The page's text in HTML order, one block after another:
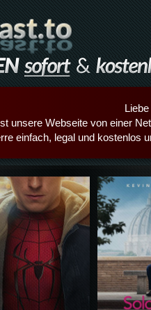
unsere Webseite von einer
einfach, legal und kostenlos